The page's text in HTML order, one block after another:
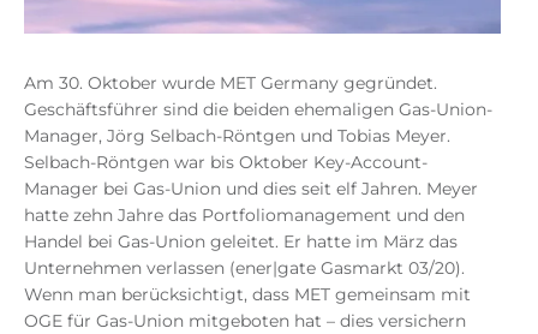
Am 30. Oktober wurde MET Germany gegründet.
Geschäftsführer sind die beiden ehemaligen Gas-Union-
Manager, Jörg Selbach-Röntgen und Tobias Meyer.
Selbach-Röntgen war bis Oktober Key-Account-
Manager bei Gas-Union und dies seit elf Jahren. Meyer
hatte zehn Jahre das Portfoliomanagement und den
Handel bei Gas-Union geleitet. Er hatte im März das
Unternehmen verlassen (ener|gate Gasmarkt 03/20).
Wenn man berücksichtigt, dass MET gemeinsam mit
OGE für Gas-Union mitgeboten hat – dies versichern